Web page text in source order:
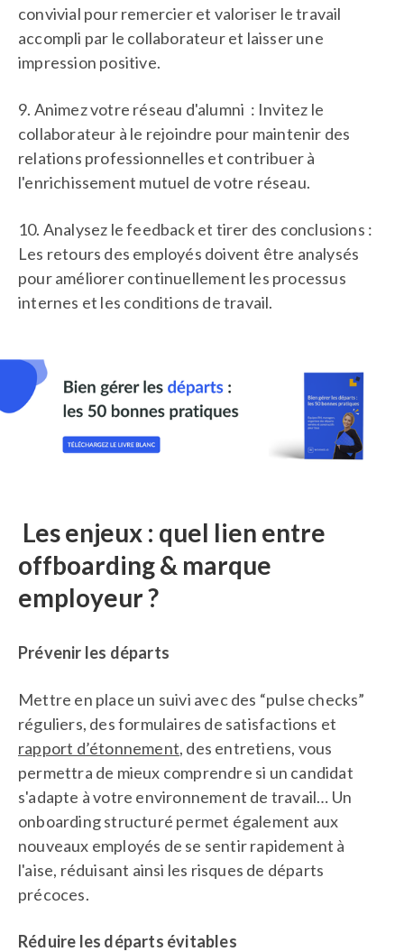
convivial pour remercier et valoriser le travail
accompli par le collaborateur et laisser une
impression positive.
9. Animez votre réseau d'alumni : Invitez le
collaborateur à le rejoindre pour maintenir des
relations professionnelles et contribuer à
l'enrichissement mutuel de votre réseau.
10. Analysez le feedback et tirer des conclusions :
Les retours des employés doivent être analysés
pour améliorer continuellement les processus
internes et les conditions de travail.
Les enjeux : quel lien entre
offboarding & marque
employeur ?
Prévenir les départs
Mettre en place un suivi avec des “pulse checks”
réguliers, des formulaires de satisfactions et
rapport d’étonnement, des entretiens, vous
permettra de mieux comprendre si un candidat
s'adapte à votre environnement de travail… Un
onboarding structuré permet également aux
nouveaux employés de se sentir rapidement à
l'aise, réduisant ainsi les risques de départs
précoces.
Réduire les départs évitables